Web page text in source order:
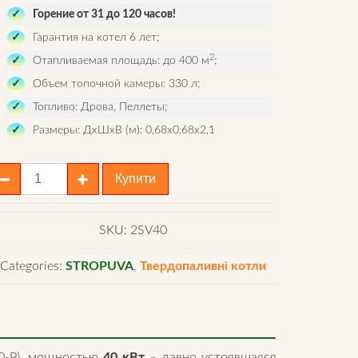
Горение от 31 до 120 часов!
Гарантия на котел 6 лет;
Отапливаемая площадь: до 400 м2;
Объем топочной камеры: 330 л;
Топливо: Дрова, Пеллеты;
Размеры: ДхШхВ (м): 0,68х0,68х2,1
Купити
SKU: 2SV40
Categories: STROPUVA, Твердопаливні котли